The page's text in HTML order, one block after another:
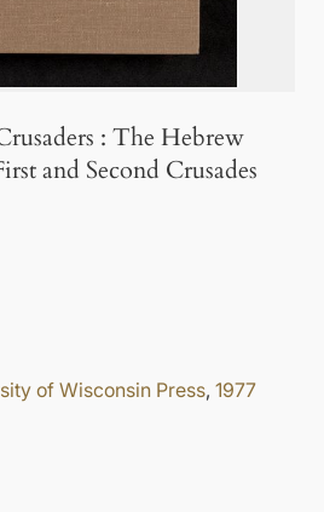
: The Hebrew
and Second Crusades
of Wisconsin Press, 1977